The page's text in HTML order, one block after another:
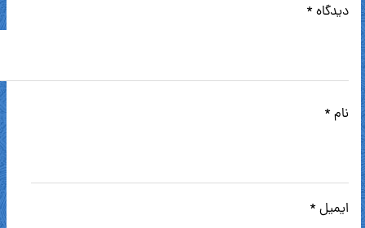
دیدگاه *
نام *
ایمیل *